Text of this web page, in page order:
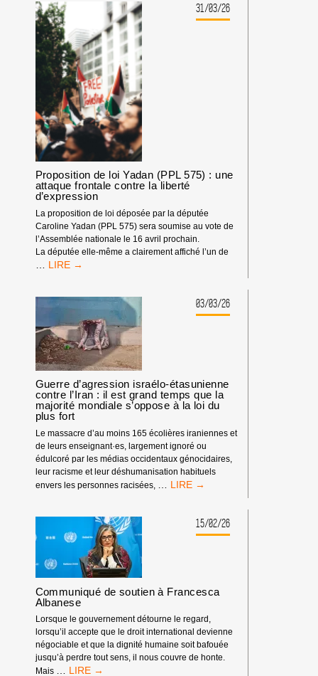
EN
FRANCE
?
PRATIQUES
DANGEREUSES
POUR
LA
DÉMOCRATIE
!
31/03/26
Proposition de loi Yadan (PPL 575) : une
attaque frontale contre la liberté
d’expression
La proposition de loi déposée par la députée
Caroline Yadan (PPL 575) sera soumise au vote de
l’Assemblée nationale le 16 avril prochain.
La députée elle-même a clairement affiché l’un de
PROPOSITION
YADAN
575)
:
UNE
ATTAQUE
FRONTALE
CONTRE
LA
LIBERTÉ
D’EXPRESSION
03/03/26
Guerre d’agression israélo-étasunienne
contre l’Iran : il est grand temps que la
majorité mondiale s’oppose à la loi du
plus fort
Le massacre d’au moins 165 écolières iraniennes et
de leurs enseignant·es, largement ignoré ou
édulcoré par les médias occidentaux génocidaires,
leur racisme et leur déshumanisation habituels
envers les personnes racisées,
GUERRE
ÉTASUNIENNE
CONTRE
EST
GRAND
QUE
LA
MAJORITÉ
MONDIALE
15/02/26
Communiqué de soutien à Francesca
Albanese
Lorsque le gouvernement détourne le regard,
lorsqu’il accepte que le droit international devienne
négociable et que la dignité humaine soit bafouée
jusqu’à perdre tout sens, il nous couvre de honte.
Mais
COMMUNIQUÉ